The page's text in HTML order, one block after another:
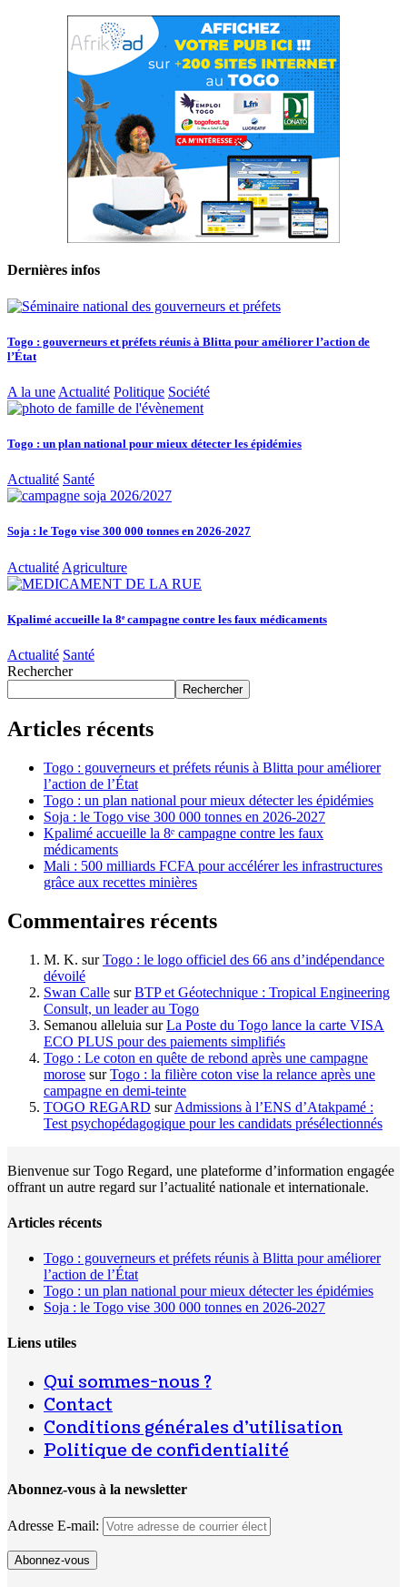
Dernières infos
Togo : gouverneurs et préfets réunis à Blitta pour améliorer l’action de
l’État
A la une Actualité Politique Société
Togo : un plan national pour mieux détecter les épidémies
Actualité Santé
Soja : le Togo vise 300 000 tonnes en 2026-2027
Actualité Agriculture
Kpalimé accueille la 8ᵉ campagne contre les faux médicaments
Actualité Santé
Rechercher
Rechercher
Articles récents
Togo : gouverneurs et préfets réunis à Blitta pour améliorer
l’action de l’État
Togo : un plan national pour mieux détecter les épidémies
Soja : le Togo vise 300 000 tonnes en 2026-2027
Kpalimé accueille la 8ᵉ campagne contre les faux
médicaments
Mali : 500 milliards FCFA pour accélérer les infrastructures
grâce aux recettes minières
Commentaires récents
M. K. surTogo : le logo officiel des 66 ans d’indépendance
dévoilé
Swan Calle surBTP et Géotechnique : Tropical Engineering
Consult, un leader au Togo
Semanou alleluia surLa Poste du Togo lance la carte VISA
ECO PLUS pour des paiements simplifiés
Togo : Le coton en quête de rebond après une campagne
morose surTogo : la filière coton vise la relance après une
campagne en demi-teinte
TOGO REGARD surAdmissions à l’ENS d’Atakpamé :
Test psychopédagogique pour les candidats présélectionnés
Bienvenue sur Togo Regard, une plateforme d’information engagée
offrant un autre regard sur l’actualité nationale et internationale.
Articles récents
Togo : gouverneurs et préfets réunis à Blitta pour améliorer
l’action de l’État
Togo : un plan national pour mieux détecter les épidémies
Soja : le Togo vise 300 000 tonnes en 2026-2027
Liens utiles
Qui sommes-nous ?
Contact
Conditions générales d’utilisation
Politique de confidentialité
Abonnez-vous à la newsletter
Adresse E-mail: